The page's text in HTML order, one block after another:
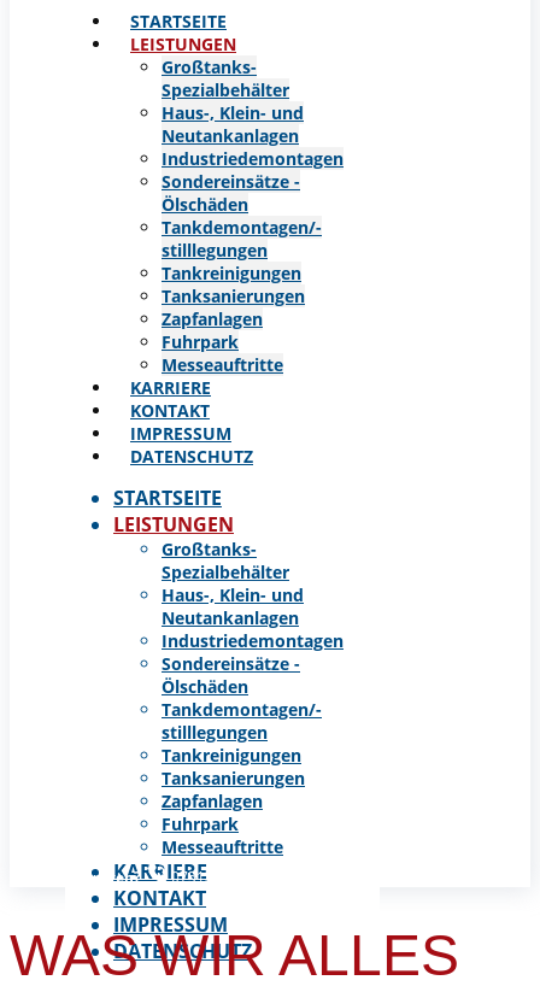
STARTSEITE
LEISTUNGEN
Großtanks-
Spezialbehälter
Haus-, Klein- und
Neutankanlagen
Industriedemontagen
Sondereinsätze -
Ölschäden
Tankdemontagen/-
stilllegungen
Tankreinigungen
Tanksanierungen
Zapfanlagen
Fuhrpark
Messeauftritte
KARRIERE
KONTAKT
IMPRESSUM
DATENSCHUTZ
STARTSEITE
LEISTUNGEN
Großtanks-
Spezialbehälter
Haus-, Klein- und
Neutankanlagen
Industriedemontagen
Sondereinsätze -
Ölschäden
Tankdemontagen/-
stilllegungen
Tankreinigungen
Tanksanierungen
Zapfanlagen
Fuhrpark
Messeauftritte
KARRIERE
KONTAKT
IMPRESSUM
DATENSCHUTZ
Sie haben Fragen? 0751/95144170
WAS WIR ALLES